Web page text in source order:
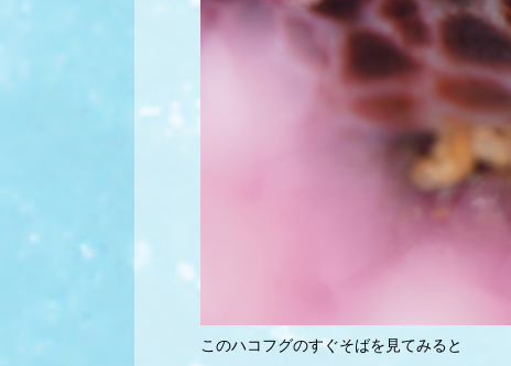
このハコフグのすぐそばを見てみると